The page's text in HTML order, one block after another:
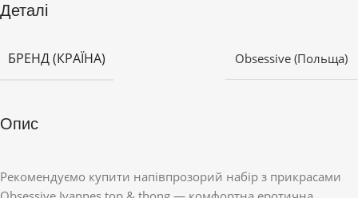
Деталі
БРЕНД (КРАЇНА) Obsessive (Польща)
Опис
Рекомендуємо купити напівпрозорий набір з прикрасами